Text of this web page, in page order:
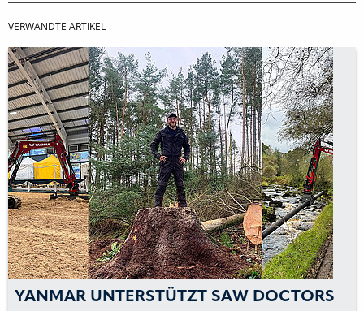
VERWANDTE ARTIKEL
YANMAR UNTERSTÜTZT SAW DOCTORS